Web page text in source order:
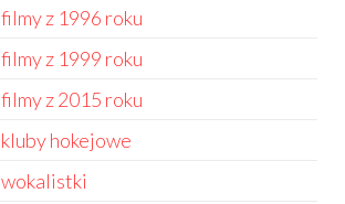
z 1996 roku
z 1999 roku
z 2015 roku
hokejowe